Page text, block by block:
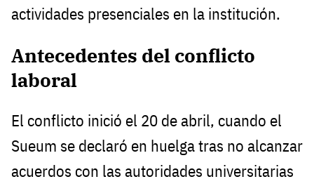
actividades presenciales en la institución.
Antecedentes del conflicto
laboral
El conflicto inició el 20 de abril, cuando el
Sueum se declaró en huelga tras no alcanzar
acuerdos con las autoridades universitarias